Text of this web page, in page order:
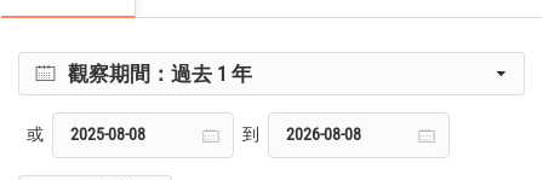
觀察期間：過去 1 年
或 到